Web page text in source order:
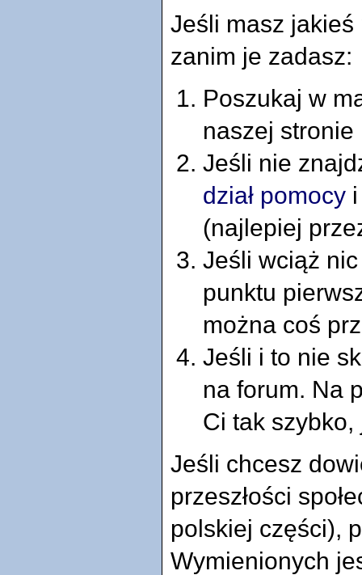
Jeśli masz jakieś
zanim je zadasz:
Poszukaj w
naszej stronie
Jeśli nie
dział pomocy
(najlepiej
Jeśli wciąż
punktu
można coś
Jeśli i to nie
na forum. Na
Ci tak
Jeśli chcesz
przeszłości
polskiej części),
Wymienionych